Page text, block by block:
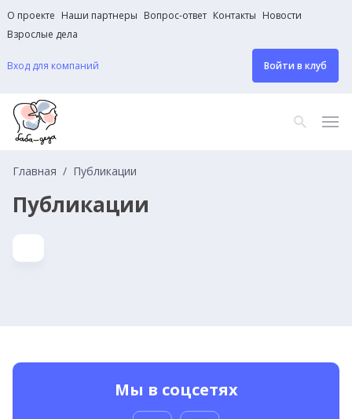
О проекте Наши партнеры Вопрос-ответ Контакты Новости
Взрослые дела
Вход для компаний Войти в клуб
Главная Публикации
Публикации
Мы в соцсетях